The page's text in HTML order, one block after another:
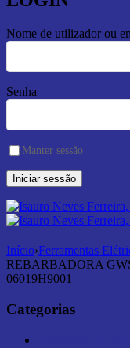
Nome de utilizador ou
Senha
Manter sessão
Início›Ferramentas
REBARBADORA
06019H9001
Categorias